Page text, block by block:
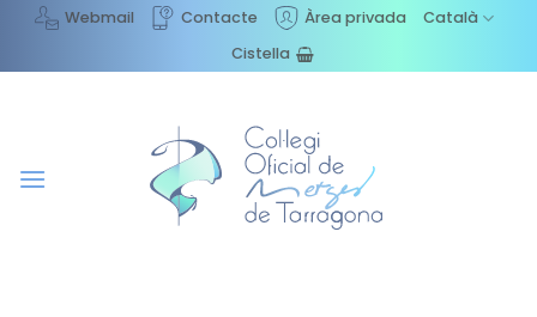
content
Webmail Contacte Àrea privada
Català
Cistella